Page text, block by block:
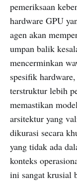
pemeriksaan
hardware GPU
agen akan
umpan balik
mencerminkan
spesifik
terstruktur lebih
memastikan
arsitektur yang
dikurasi secara
yang tidak ada
konteks
ini sangat krusial